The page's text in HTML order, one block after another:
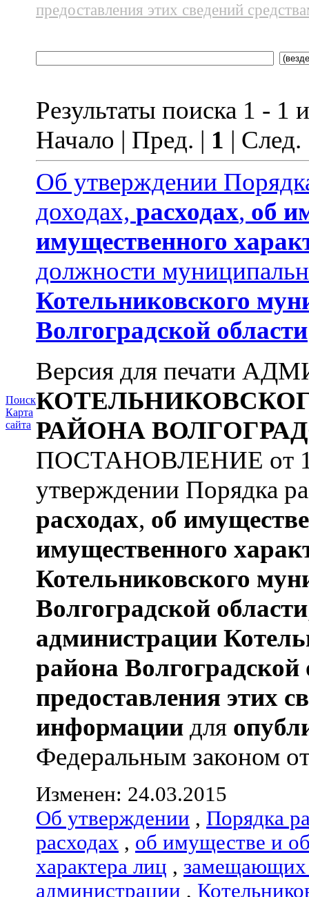
Поиск
Карта
сайта
предоставления этих сведений
Результаты поиска 1 - 1
Начало | Пред. | 1 |
Об утверждении
доходах, расходах, об
имущественного
должности
Котельниковского
Волгоградской области
Версия для печати
РАЙОНА
ПОСТАНОВЛЕНИЕ от
утверждении Порядка
расходах, об
имущественного
Котельниковского
Волгоградской области
администрации
района Волгоградской
предоставления этих
информации для
Федеральным законом
Изменен: 24.03.2015
Об утверждении , Порядка
расходах , об имуществе и
характера лиц , замещающих
администрации ,